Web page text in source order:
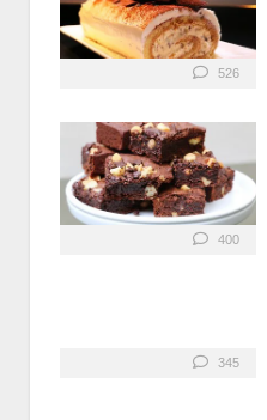
526
400
345